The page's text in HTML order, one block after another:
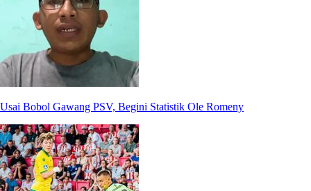
Usai Bobol Gawang PSV, Begini Statistik Ole Romeny